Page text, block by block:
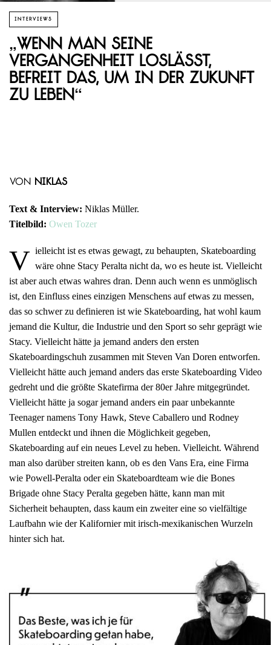
INTERVIEWS
„Wenn man seine
Vergangenheit loslässt,
befreit das, um in der Zukunft
zu leben“
von Niklas
Text & Interview: Niklas Müller.
Titelbild: Owen Tozer
V ielleicht ist es etwas gewagt, zu behaupten, Skateboarding
wäre ohne Stacy Peralta nicht da, wo es heute ist. Vielleicht
ist aber auch etwas wahres dran. Denn auch wenn es unmöglisch
ist, den Einfluss eines einzigen Menschens auf etwas zu messen,
das so schwer zu definieren ist wie Skateboarding, hat wohl kaum
jemand die Kultur, die Industrie und den Sport so sehr geprägt wie
Stacy. Vielleicht hätte ja jemand anders den ersten
Skateboardingschuh zusammen mit Steven Van Doren entworfen.
Vielleicht hätte auch jemand anders das erste Skateboarding Video
gedreht und die größte Skatefirma der 80er Jahre mitgegründet.
Vielleicht hätte ja sogar jemand anders ein paar unbekannte
Teenager namens Tony Hawk, Steve Caballero und Rodney
Mullen entdeckt und ihnen die Möglichkeit gegeben,
Skateboarding auf ein neues Level zu heben. Vielleicht. Während
man also darüber streiten kann, ob es den Vans Era, eine Firma
wie Powell-Peralta oder ein Skateboardteam wie die Bones
Brigade ohne Stacy Peralta gegeben hätte, kann man mit
Sicherheit behaupten, dass kaum ein zweiter eine so vielfältige
Laufbahn wie der Kalifornier mit irisch-mexikanischen Wurzeln
hinter sich hat.